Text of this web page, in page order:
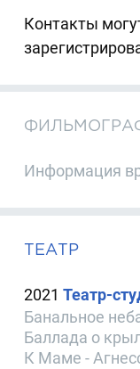
Контакты
Информация
ТЕАТР
2021Театр-
Банальное
Баллада о
К Маме -